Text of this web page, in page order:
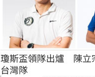
瓊斯盃領隊出爐　陳立
台灣隊